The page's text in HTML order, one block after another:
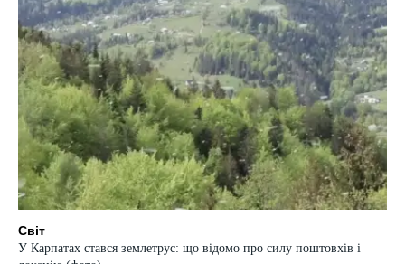
Світ
У Карпатах стався землетрус: що відомо про силу поштовхів і